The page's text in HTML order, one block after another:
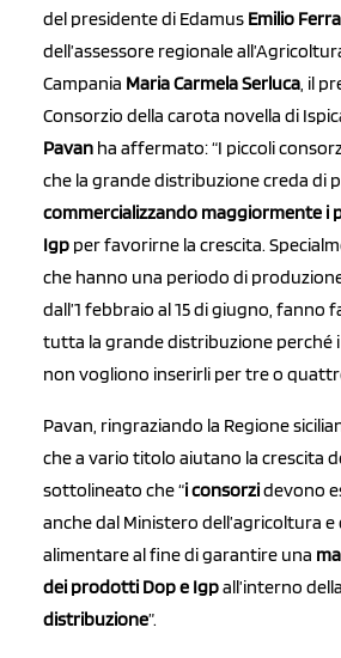
del presidente di Edamus Emilio
dell’assessore regionale
Campania Maria Carmela Serluca, il
Consorzio della carota novella di
Pavan ha affermato: “I piccoli
che la grande distribuzione creda di
commercializzando maggiormente i
Igp per favorirne la crescita.
che hanno una periodo di
dall’1 febbraio al 15 di giugno, fanno
tutta la grande distribuzione
non vogliono inserirli per tre o
Pavan, ringraziando la Regione
che a vario titolo aiutano la crescita
sottolineato che “i consorzidevono
anche dal Ministero dell’agricoltura
alimentare al fine di garantire una
dei prodotti Dop e Igpall’interno della
distribuzione”.